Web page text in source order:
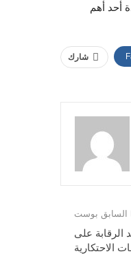
أحد أهم
شارك
السابق بوست
الرقابة على
الاحتكارية